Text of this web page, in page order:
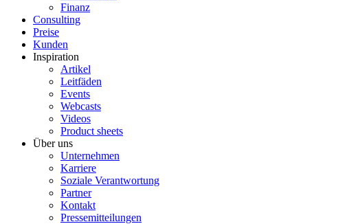
Finanz
Consulting
Preise
Kunden
Inspiration
Artikel
Leitfäden
Events
Webcasts
Videos
Product sheets
Über uns
Unternehmen
Karriere
Soziale Verantwortung
Partner
Kontakt
Pressemitteilungen